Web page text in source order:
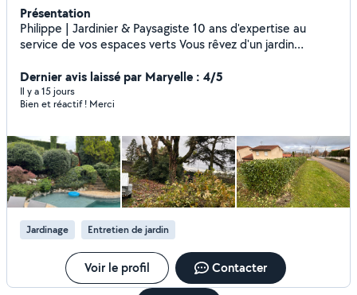
Présentation
Philippe | Jardinier & Paysagiste 10 ans d'expertise au
service de vos espaces verts Vous rêvez d'un jardin
Je mets mon savoir-faire à votre disposition pour
transformer vos extérieurs avec rigueur et créativité.
Pourquoi me confier votre projet ? Expérience confirmée :
& Efficacité : Un travail soigné, respectueux de la nature et
de vos délais. Professionnalisme : Un accompagnement
personnalisé de la conception à la finition. Satisfaction
garantie : Des clients qui recommandent mon travail pour
son sérieux. Besoin d'un coup de propre ou d'une
transformation complète ? Ne laissez pas votre jardin au
hasard. Contactez-moi dès aujourd'hui pour obtenir un
devis gratuit et personnalisé. Cordialement, Philippe
Dernier avis laissé par Maryelle : 4/5
Il y a 15 jours
Bien et réactif ! Merci
Jardinage Entretien de jardin
Voir le profil Contacter